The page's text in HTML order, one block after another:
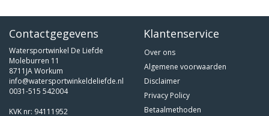
Contactgegevens
Watersportwinkel De Liefde
Moleburren 11
8711JA Workum
info@watersportwinkeldeliefde.nl
0031-515 542004
KVK nr: 94111952
Klantenservice
Over ons
Algemene voorwaarden
Disclaimer
Privacy Policy
Betaalmethoden